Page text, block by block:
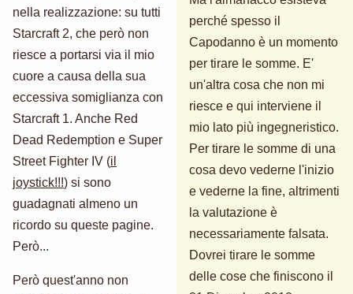
nella realizzazione: su tutti
Starcraft 2, che però non
riesce a portarsi via il mio
cuore a causa della sua
eccessiva somiglianza con
Starcraft 1. Anche Red
Dead Redemption e Super
Street Fighter IV (il
joystick!!!) si sono
guadagnati almeno un
ricordo su queste pagine.
Però...
Però quest'anno non
perché spesso il
Capodanno è un momento
per tirare le somme. E'
un'altra cosa che non mi
riesce e qui interviene il
mio lato più ingegneristico.
Per tirare le somme di una
cosa devo vederne l'inizio
e vederne la fine, altrimenti
la valutazione è
necessariamente falsata.
Dovrei tirare le somme
delle cose che finiscono il